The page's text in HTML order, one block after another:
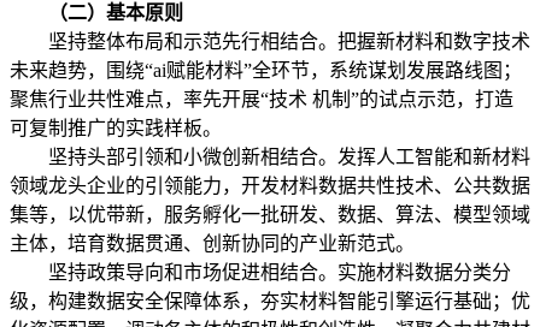
（二）基本原则
坚持整体布局和示范先行相结合。把握新材料和数字技术
未来趋势，围绕“ai赋能材料”全环节，系统谋划发展路线图；
聚焦行业共性难点，率先开展“技术 机制”的试点示范，打造
可复制推广的实践样板。
坚持头部引领和小微创新相结合。发挥人工智能和新材料
领域龙头企业的引领能力，开发材料数据共性技术、公共数据
集等，以优带新，服务孵化一批研发、数据、算法、模型领域
主体，培育数据贯通、创新协同的产业新范式。
坚持政策导向和市场促进相结合。实施材料数据分类分
级，构建数据安全保障体系，夯实材料智能引擎运行基础；优